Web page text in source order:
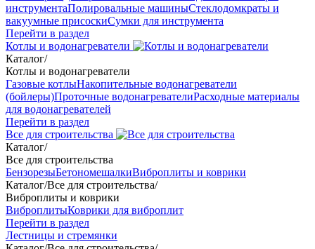
инструментаПолировальные машиныСтеклодомкраты и
вакуумные присоскиСумки для инструмента
Перейти в раздел
Котлы и водонагреватели
Каталог/
Котлы и водонагреватели
Газовые котлыНакопительные водонагреватели
(бойлеры)Проточные водонагревателиРасходные материалы
для водонагревателей
Перейти в раздел
Все для строительства
Каталог/
Все для строительства
БензорезыБетономешалкиВиброплиты и коврики
Каталог/Все для строительства/
Виброплиты и коврики
ВиброплитыКоврики для виброплит
Перейти в раздел
Лестницы и стремянки